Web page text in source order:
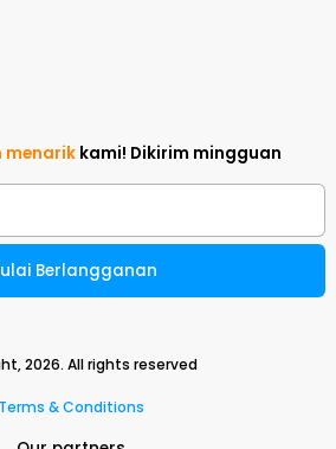
menarik kami! Dikirim mingguan
Berlangganan
2026. All rights reserved
Terms & Conditions